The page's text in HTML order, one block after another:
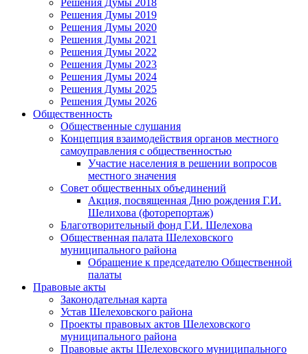
Решения Думы 2019
Решения Думы 2020
Решения Думы 2021
Решения Думы 2022
Решения Думы 2023
Решения Думы 2024
Решения Думы 2025
Решения Думы 2026
Общественность
Общественные слушания
Концепция взаимодействия органов местного
самоуправления с общественностью
Участие населения в решении вопросов
местного значения
Совет общественных объединений
Акция, посвященная Дню рождения Г.И.
Шелихова (фоторепортаж)
Благотворительный фонд Г.И. Шелехова
Общественная палата Шелеховского
муниципального района
Обращение к председателю Общественной
палаты
Правовые акты
Законодательная карта
Устав Шелеховского района
Проекты правовых актов Шелеховского
муниципального района
Правовые акты Шелеховского муниципального